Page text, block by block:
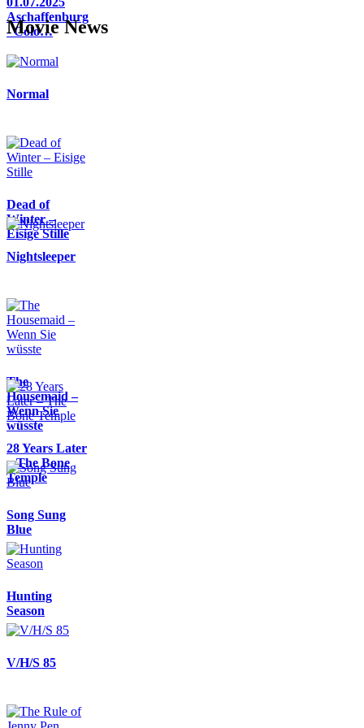
Aschaffenburg
- Colo…
Movie News
Normal
Dead of
Winter –
Eisige Stille
Nightsleeper
The
Housemaid –
Wenn Sie
wüsste
28 Years Later
– The Bone
Temple
Song Sung
Blue
Hunting
Season
V/H/S 85